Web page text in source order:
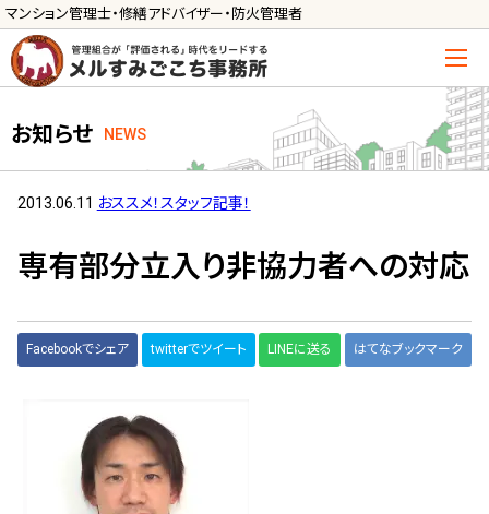
マンション管理士・修繕アドバイザー・防火管理者
お知らせ NEWS
2013.06.11 おススメ！スタッフ記事！
専有部分立入り非協力者への対応
Facebookでシェア twitterでツイート LINEに送る はてなブックマーク
管理士の活用方法
ご利用の流れ »
管理組合運営
メルのプロ理事長 »
新人管理士顧問サービス
管理契約見直しドクター »